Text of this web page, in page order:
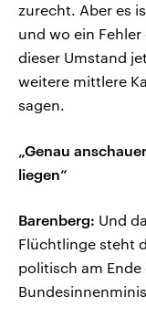
zurecht. Aber es
und wo ein
dieser Umstand
weitere mittlere
sagen.
„Genau
liegen“
Barenberg: Und
Flüchtlinge steht
politisch am